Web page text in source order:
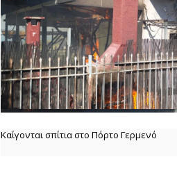
Καίγονται σπίτια στο Πόρτο Γερμενό